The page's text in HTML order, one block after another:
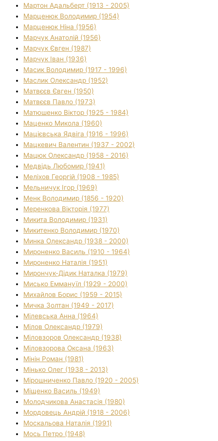
Мартон Адальберт (1913 - 2005)
Марценюк Володимир (1954)
Марценюк Ніна (1956)
Марчук Анатолій (1956)
Марчук Євген (1987)
Марчук Іван (1936)
Масик Володимир (1917 - 1996)
Маслик Олександр (1952)
Матвєєв Євген (1950)
Матвєєв Павло (1973)
Матюшенко Віктор (1925 - 1984)
Маценко Микола (1960)
Мацієвська Ядвіга (1916 - 1996)
Мацкевич Валентин (1937 - 2002)
Мацюк Олександр (1958 - 2016)
Медвідь Любомир (1941)
Меліхов Георгій (1908 - 1985)
Мельничук Ігор (1969)
Менк Володимир (1856 - 1920)
Меренкова Вікторія (1977)
Микита Володимир (1931)
Микитенко Володимир (1970)
Минка Олександр (1938 - 2000)
Мироненко Василь (1910 - 1964)
Мироненко Наталія (1951)
Мирончук-Дідик Наталка (1979)
Мисько Еммануїл (1929 - 2000)
Михайлов Борис (1959 - 2015)
Мичка Золтан (1949 - 2017)
Мілевська Анна (1964)
Мілов Олександр (1979)
Міловзоров Олександр (1938)
Міловзорова Оксана (1963)
Мінін Роман (1981)
Мінько Олег (1938 - 2013)
Мірошниченко Павло (1920 - 2005)
Міщенко Василь (1949)
Молодчикова Анастасія (1980)
Мордовець Андрій (1918 - 2006)
Москальова Наталія (1991)
Мось Петро (1948)